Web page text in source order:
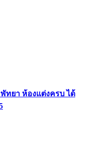
ทยา ห้องแต่งครบ ได้